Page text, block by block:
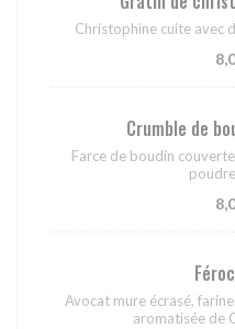
Christophine cuite avec
Crumble de
Farce de boudin
Avocat mure écrasé,
aromatisée de